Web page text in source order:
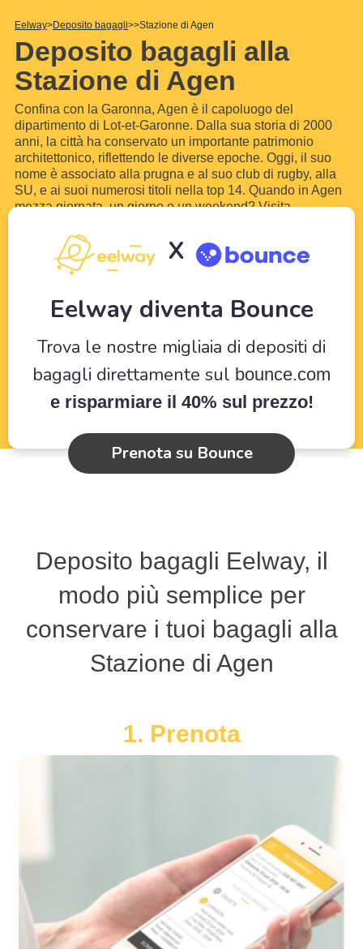
Eelway Deposito bagagli Stazione di Agen
Deposito bagagli alla
Stazione di Agen
Confina con la Garonna, Agen è il capoluogo del
dipartimento di Lot-et-Garonne. Dalla sua storia di 2000
anni, la città ha conservato un importante patrimonio
architettonico, riflettendo le diverse epoche. Oggi, il suo
nome è associato alla prugna e al suo club di rugby, alla
SU, e ai suoi numerosi titoli nella top 14. Quando in Agen
mezza giornata, un giorno o un weekend? Visita
della città senza il tuo bagaglio. La cattedrale
...Scopri di più
X
Eelway diventa Bounce
Trova le nostre migliaia di depositi di
bagagli direttamente sul bounce.com
e risparmiare il 40% sul prezzo!
Prenota su Bounce
Deposito bagagli Eelway, il
modo più semplice per
conservare i tuoi bagagli alla
Stazione di Agen
1. Prenota